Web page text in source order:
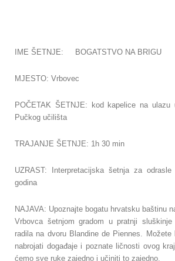
IME ŠETNJE: BOGATSTVO NA BRIGU
MJESTO: Vrbovec
POČETAK ŠETNJE: kod kapelice na
Pučkog učilišta
TRAJANJE ŠETNJE: 1h 30 min
UZRAST: Interpretacijska šetnja za
godina
NAJAVA: Upoznajte bogatu hrvatsku baštinu
Vrbovca šetnjom gradom u pratnji
radila na dvoru Blandine de Piennes.
nabrojati događaje i poznate ličnosti ovog
ćemo sve ruke zajedno i učiniti to zajedno.